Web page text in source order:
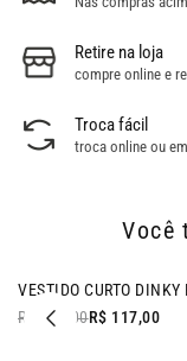
Retire na loja
compre online e
Troca fácil
troca online ou
Você
- 56% OFF
VESTIDO CURTO DINKY
R$ 267,00R$ 117,00